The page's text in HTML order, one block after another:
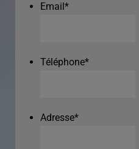
Email*
Téléphone*
Adresse*